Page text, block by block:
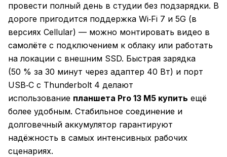
провести полный день в студии без подзарядки. В
дороге пригодится поддержка Wi‑Fi 7 и 5G (в
версиях Cellular) — можно монтировать видео в
самолёте с подключением к облаку или работать
на локации с внешним SSD. Быстрая зарядка
(50 % за 30 минут через адаптер 40 Вт) и порт
USB‑C с Thunderbolt 4 делают
использование планшета Pro 13 M5 купить ещё
более удобным. Стабильное соединение и
долговечный аккумулятор гарантируют
надёжность в самых интенсивных рабочих
сценариях.